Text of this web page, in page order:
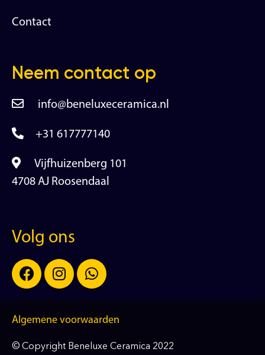
Contact
Neem contact op
info@beneluxeceramica.nl
+31 617777140
Vijfhuizenberg 101
4708 AJ Roosendaal
Volg ons
Algemene voorwaarden
© Copyright Beneluxe Ceramica 2022